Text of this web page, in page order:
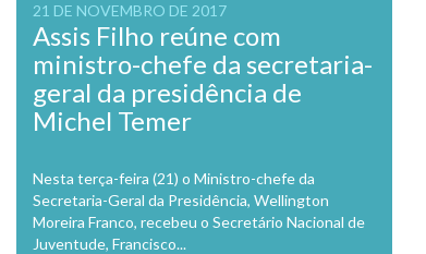
21 DE NOVEMBRO DE 2017
Assis Filho reúne com
ministro-chefe da secretaria-
geral da presidência de
Michel Temer
Nesta terça-feira (21) o Ministro-chefe da
Secretaria-Geral da Presidência, Wellington
Moreira Franco, recebeu o Secretário Nacional de
Juventude, Francisco...